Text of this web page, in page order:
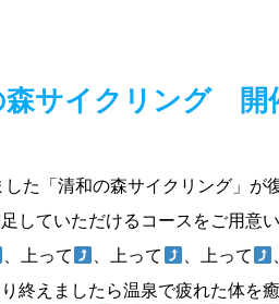
森サイクリング 開
た「清和の森サイクリング」
していただけるコースをご用意
、上って 、上って 、上って
終えましたら温泉で疲れた体を